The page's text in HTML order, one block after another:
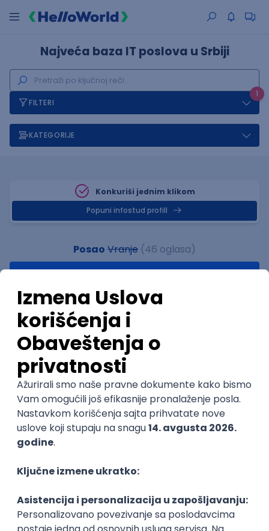
Najveća baza IT poslova u Srbiji
1
FILTERI
KATEGORIJE
Konkuriši jednim klikom
Popuni infostud profill
Posao Vranje (46 oglasa)
Poslovi iz drugih gradova.
Najnovije
POSLOVI NA MAIL
KATEGORIJA
TEHNOLOGIJA
POSLODAVAC
SENIORITET
NAČIN RADA
Najnoviji poslovi svakog dana u tvom
inboxu
Prijavi se
Trenutno nema oglasa po traženim kriterijumima
pretrage.
Izmeni kriterijume pretrage